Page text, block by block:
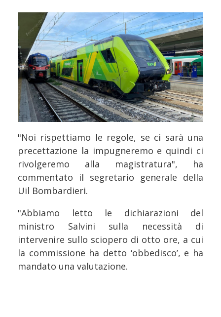
"Noi rispettiamo le regole, se ci sarà una
precettazione la impugneremo e quindi ci
rivolgeremo alla magistratura", ha
commentato il segretario generale della
Uil Bombardieri.
"Abbiamo letto le dichiarazioni del
ministro Salvini sulla necessità di
intervenire sullo sciopero di otto ore, a cui
la commissione ha detto ‘obbedisco’, e ha
mandato una valutazione.